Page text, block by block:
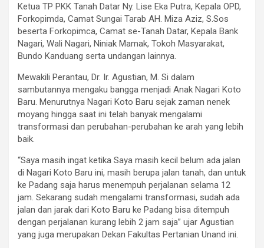
Ketua TP PKK Tanah Datar Ny. Lise Eka Putra, Kepala OPD,
Forkopimda, Camat Sungai Tarab AH. Miza Aziz, S.Sos
beserta Forkopimca, Camat se-Tanah Datar, Kepala Bank
Nagari, Wali Nagari, Niniak Mamak, Tokoh Masyarakat,
Bundo Kanduang serta undangan lainnya.
Mewakili Perantau, Dr. Ir. Agustian, M. Si dalam
sambutannya mengaku bangga menjadi Anak Nagari Koto
Baru. Menurutnya Nagari Koto Baru sejak zaman nenek
moyang hingga saat ini telah banyak mengalami
transformasi dan perubahan-perubahan ke arah yang lebih
baik.
“Saya masih ingat ketika Saya masih kecil belum ada jalan
di Nagari Koto Baru ini, masih berupa jalan tanah, dan untuk
ke Padang saja harus menempuh perjalanan selama 12
jam. Sekarang sudah mengalami transformasi, sudah ada
jalan dan jarak dari Koto Baru ke Padang bisa ditempuh
dengan perjalanan kurang lebih 2 jam saja” ujar Agustian
yang juga merupakan Dekan Fakultas Pertanian Unand ini.